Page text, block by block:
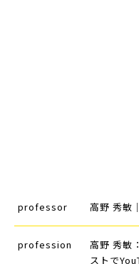
professor 高野 秀敏
profession
高野 秀敏
ストで